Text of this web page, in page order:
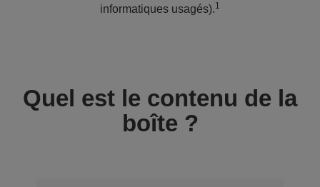
informatiques usagés).1
Quel est le contenu de la
boîte ?